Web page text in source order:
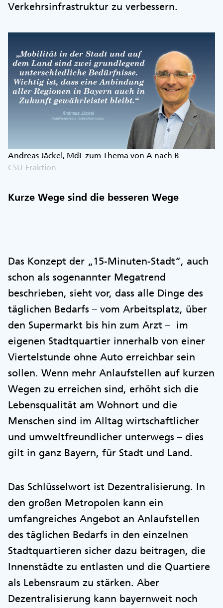
Verkehrsinfrastruktur zu verbessern.
Andreas Jäckel, MdL zum Thema von A nach B
CSU-Fraktion
Kurze Wege sind die besseren Wege
Das Konzept der „15-Minuten-Stadt“, auch
schon als sogenannter Megatrend
beschrieben, sieht vor, dass alle Dinge des
täglichen Bedarfs – vom Arbeitsplatz, über
den Supermarkt bis hin zum Arzt – im
eigenen Stadtquartier innerhalb von einer
Viertelstunde ohne Auto erreichbar sein
sollen. Wenn mehr Anlaufstellen auf kurzen
Wegen zu erreichen sind, erhöht sich die
Lebensqualität am Wohnort und die
Menschen sind im Alltag wirtschaftlicher
und umweltfreundlicher unterwegs – dies
gilt in ganz Bayern, für Stadt und Land.
Das Schlüsselwort ist Dezentralisierung. In
den großen Metropolen kann ein
umfangreiches Angebot an Anlaufstellen
des täglichen Bedarfs in den einzelnen
Stadtquartieren sicher dazu beitragen, die
Innenstädte zu entlasten und die Quartiere
als Lebensraum zu stärken. Aber
Dezentralisierung kann bayernweit noch